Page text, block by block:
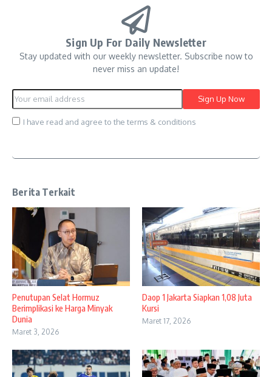
Sign Up For Daily Newsletter
Stay updated with our weekly newsletter. Subscribe now to
never miss an update!
I have read and agree to the terms & conditions
Berita Terkait
Penutupan Selat Hormuz
Berimplikasi ke Harga Minyak
Dunia
Maret 3, 2026
Daop 1 Jakarta Siapkan 1,08 Juta
Kursi
Maret 17, 2026